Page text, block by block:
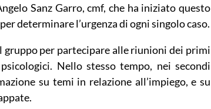
Sanz Garro, cmf, che ha iniziato questo
determinare l’urgenza di ogni singolo caso.
per partecipare alle riunioni dei primi
Nello stesso tempo, nei secondi
su temi in relazione all’impiego, e su